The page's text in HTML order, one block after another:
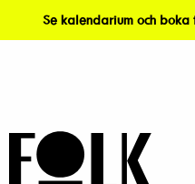
Se kalendarium och